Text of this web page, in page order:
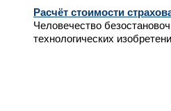
Расчёт стоимости
Человечество
технологических